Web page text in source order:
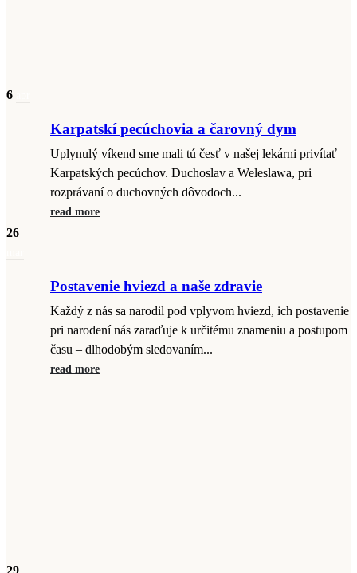
6
Karpatskí pecúchovia a čarovný dym
Uplynulý víkend sme mali tú česť v našej lekárni privítať
Karpatských pecúchov. Duchoslav a Weleslawa, pri
rozprávaní o duchovných dôvodoch...
read more
26
Postavenie hviezd a naše zdravie
Každý z nás sa narodil pod vplyvom hviezd, ich postavenie
pri narodení nás zaraďuje k určitému znameniu a postupom
času – dlhodobým sledovaním...
read more